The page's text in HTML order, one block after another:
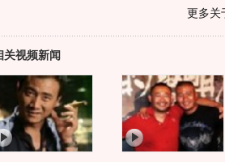
更多关
关视频新闻